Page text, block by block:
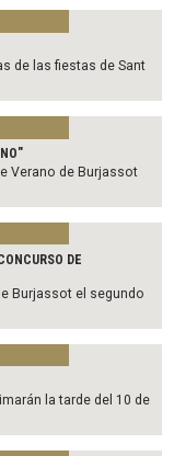
de las fiestas de Sant
Verano de Burjassot
DE
Burjassot el segundo
la tarde del 10 de